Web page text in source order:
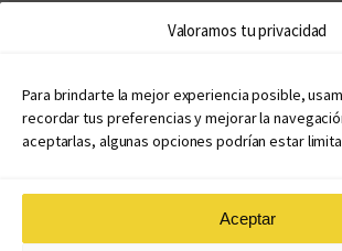
Valoramos tu privacidad
Para brindarte la mejor experiencia posible,
recordar tus preferencias y mejorar la
aceptarlas, algunas opciones podrían estar
Aceptar
Políticas de publicación
Políticas de coedición
Atribuciones